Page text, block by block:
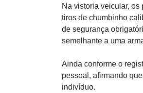
Na vistoria veicular,
tiros de chumbinho
de segurança
semelhante a uma
Ainda conforme o
pessoal, afirmando
indivíduo.